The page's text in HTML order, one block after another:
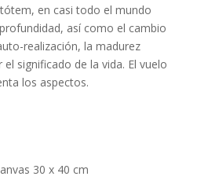
en casi todo el mundo
así como el cambio
realización, la madurez
significado de la vida. El vuelo
los aspectos.
30 x 40 cm